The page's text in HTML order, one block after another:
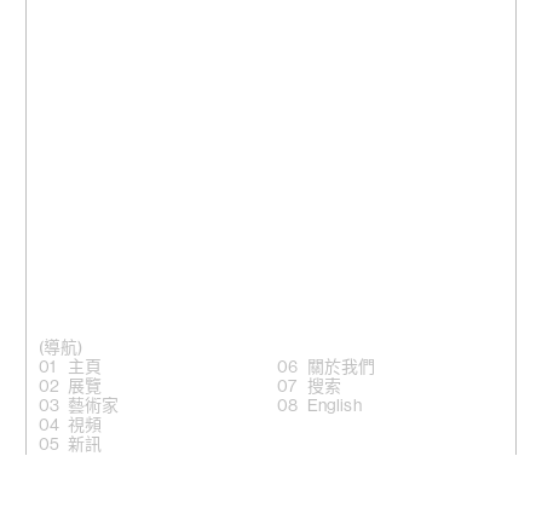
(導航)
主頁
展覽
藝術家
視頻
新訊
關於我們
搜索
English